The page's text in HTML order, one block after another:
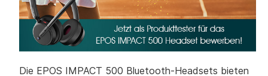
Die EPOS IMPACT 500 Bluetooth-Headsets bieten